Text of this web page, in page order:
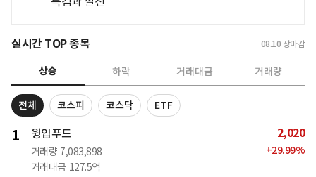
실시간 TOP 종목 08.10 장마감
상승 하락 거래대금 거래량
전체 코스피 코스닥 ETF
1 윙입푸드
거래량 7,083,898
거래대금 127.5억
2,020
+29.99%